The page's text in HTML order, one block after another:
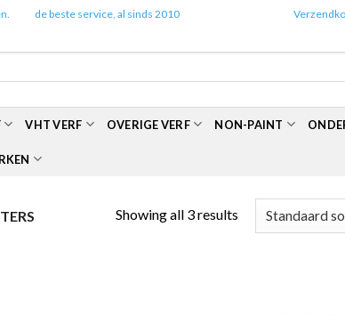
de beste service, al sinds 2010
VHT VERF OVERIGE VERF NON-PAINT
Showing all 3 results